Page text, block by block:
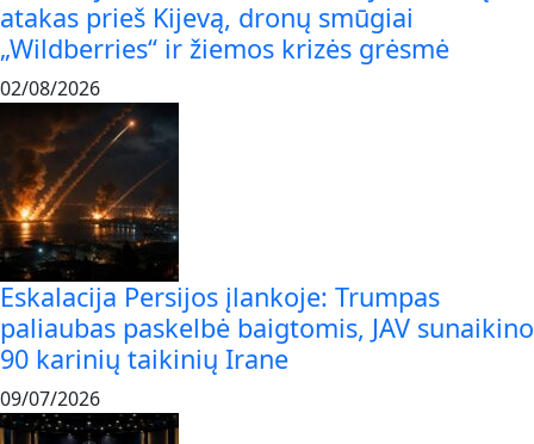
atakas prieš Kijevą, dronų smūgiai
„Wildberries“ ir žiemos krizės grėsmė
02/08/2026
Eskalacija Persijos įlankoje: Trumpas
paliaubas paskelbė baigtomis, JAV sunaikino
90 karinių taikinių Irane
09/07/2026